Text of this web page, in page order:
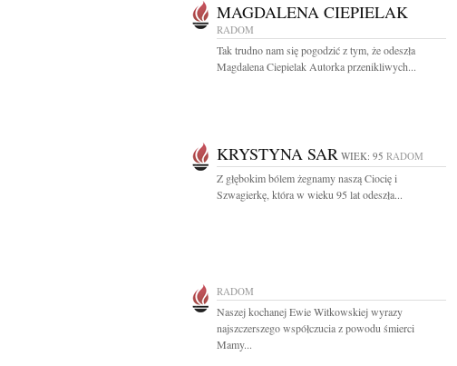
MAGDALENA CIEPIELAK
RADOM
Tak trudno nam się pogodzić z tym, że odeszła
Magdalena Ciepielak Autorka przenikliwych...
KRYSTYNA SAR WIEK: 95 RADOM
Z głębokim bólem żegnamy naszą Ciocię i
Szwagierkę, która w wieku 95 lat odeszła...
RADOM
Naszej kochanej Ewie Witkowskiej wyrazy
najszczerszego współczucia z powodu śmierci
Mamy...